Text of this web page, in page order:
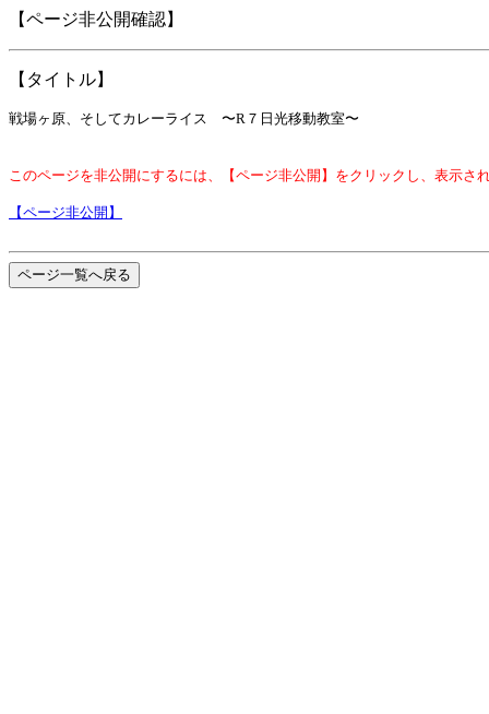
【ページ非公開確認】
【タイトル】
戦場ヶ原、そしてカレーライス 〜R７日光移動教室〜
このページを非公開にするには、【ページ非公開】をクリックし、表示さ
【ページ非公開】